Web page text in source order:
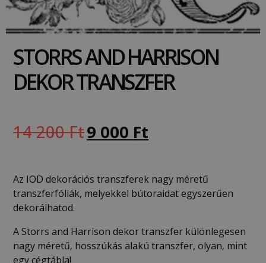
STORRS AND HARRISON
DEKOR TRANSZFER
14 200Ft9 000 Ft
Az IOD dekorációs transzferek nagy méretű
transzferfóliák, melyekkel bútoraidat egyszerűen
dekorálhatod.
A Storrs and Harrison dekor transzfer különlegesen
nagy méretű, hosszúkás alakú transzfer, olyan, mint
egy cégtábla!